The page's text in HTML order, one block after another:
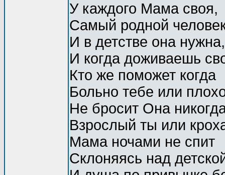
У каждого Мама своя,
Самый родной
И в детстве она нужна,
И когда доживаешь
Кто же поможет когда
Больно тебе или
Не бросит Она
Взрослый ты или
Мама ночами не спит
Склоняясь над